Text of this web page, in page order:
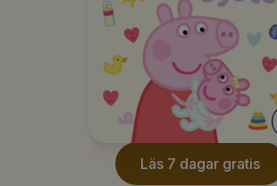
Läs 7 dagar gratis